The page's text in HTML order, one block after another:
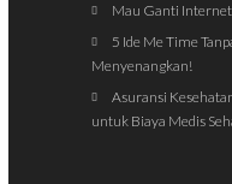
Mau Ganti
5 Ide Me Time
Menyenangkan!
Asuransi
untuk Biaya Medis